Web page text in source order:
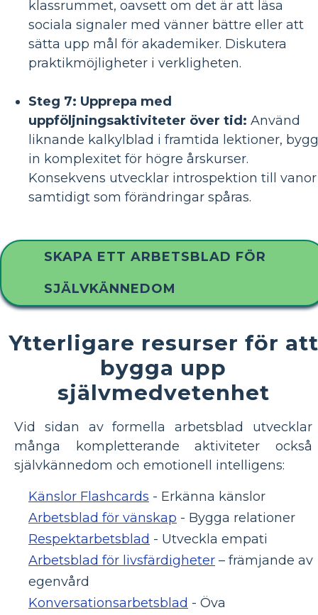
klassrummet, oavsett om det är att läsa
sociala signaler med vänner bättre eller att
sätta upp mål för akademiker. Diskutera
praktikmöjligheter i verkligheten.
Steg 7: Upprepa med
uppföljningsaktiviteter över tid: Använd
liknande kalkylblad i framtida lektioner, bygg
in komplexitet för högre årskurser.
Konsekvens utvecklar introspektion till vanor
samtidigt som förändringar spåras.
SKAPA ETT ARBETSBLAD FÖR
SJÄLVKÄNNEDOM
Ytterligare resurser för att
bygga upp
självmedvetenhet
Vid sidan av formella arbetsblad utvecklar
många kompletterande aktiviteter också
självkännedom och emotionell intelligens:
Känslor Flashcards - Erkänna känslor
Arbetsblad för vänskap - Bygga relationer
Respektarbetsblad - Utveckla empati
Arbetsblad för livsfärdigheter – främjande av
egenvård
Konversationsarbetsblad - Öva